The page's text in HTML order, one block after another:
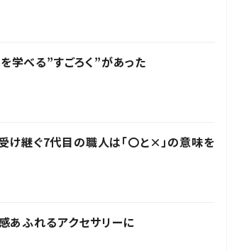
学べる”すごろく”があった
継ぐ7代目の職人は「〇と×」の意味を
品づくり 廃材が季節感あふれるアクセサリーに